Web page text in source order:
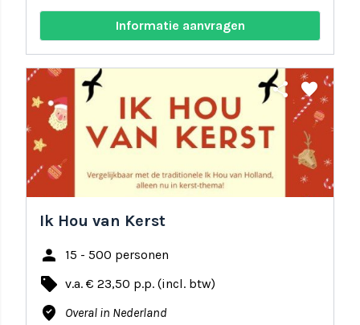
Informatie aanvragen
share favorite
Ik Hou van Kerst
person 15 - 500 personen
local_offer v.a. € 23,50 p.p. (incl. btw)
where_to_vote Overal in Nederland